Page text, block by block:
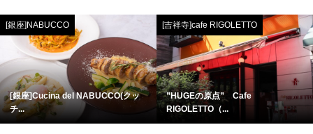
[銀座]NABUCCO
[銀座]Cucina del NABUCCO(クッ
チ...
[吉祥寺]cafe RIGOLETTO
”HUGEの原点” Cafe
RIGOLETTO（...